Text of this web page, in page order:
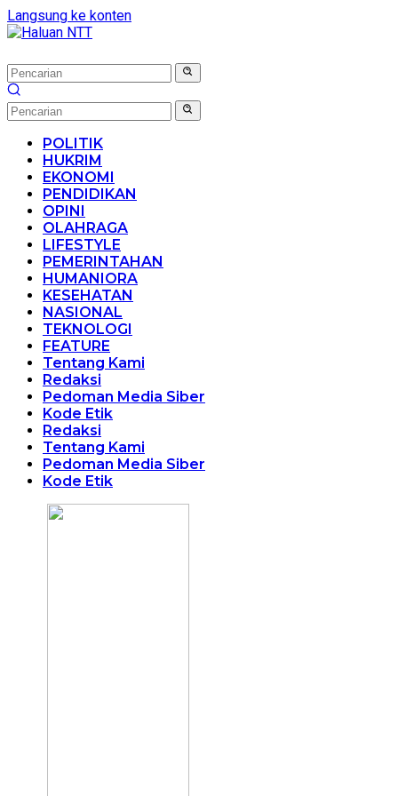
Langsung ke konten
POLITIK
HUKRIM
EKONOMI
PENDIDIKAN
OPINI
OLAHRAGA
LIFESTYLE
PEMERINTAHAN
HUMANIORA
KESEHATAN
NASIONAL
TEKNOLOGI
FEATURE
Tentang Kami
Redaksi
Pedoman Media Siber
Kode Etik
Redaksi
Tentang Kami
Pedoman Media Siber
Kode Etik